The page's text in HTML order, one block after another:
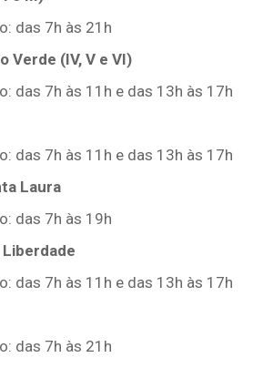
das 7h às 21h
Verde (IV, V e VI)
das 7h às 11h e das 13h às 17h
das 7h às 11h e das 13h às 17h
Laura
das 7h às 19h
Liberdade
das 7h às 11h e das 13h às 17h
das 7h às 21h